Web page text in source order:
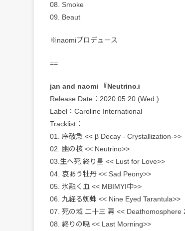
08. Smoke
09. Beaut
※naomiプロデュース
==
jan and naomi 『Neutrino』
Release Date：2020.05.20 (Wed.)
Label：Caroline International
Tracklist：
01. 序破急 << β Decay - Crystallization->>
02. 幽の核 << Neutrino>>
03.生へ死 終り星 << Lust for Love>>
04. 哀あう牡丹 << Sad Peony>>
05. 氷融く血 << MBIMYI中>>
06. 九経る蜘蛛 << Nine Eyed Tarantula>>
07. 死の域 二十三 幕 << Deathomosphere
08. 終りの暁 << Last Morning>>